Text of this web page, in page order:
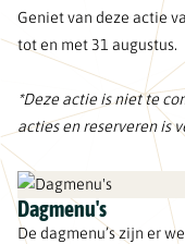
Geniet van deze actie
tot en met 31 augustus.
*Deze actie is niet te
acties en reserveren is
Dagmenu's
De dagmenu’s zijn er